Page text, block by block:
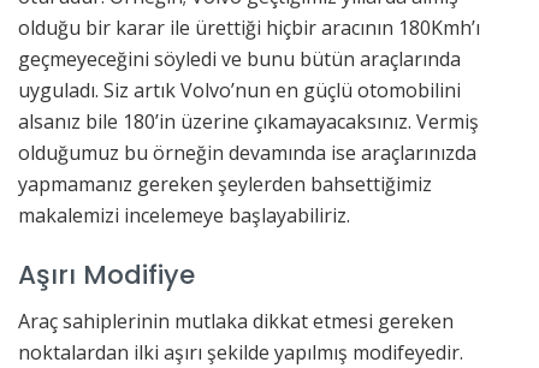
olduğu bir karar ile ürettiği hiçbir aracının 180Kmh’ı
geçmeyeceğini söyledi ve bunu bütün araçlarında
uyguladı. Siz artık Volvo’nun en güçlü otomobilini
alsanız bile 180’in üzerine çıkamayacaksınız. Vermiş
olduğumuz bu örneğin devamında ise araçlarınızda
yapmamanız gereken şeylerden bahsettiğimiz
makalemizi incelemeye başlayabiliriz.
Aşırı Modifiye
Araç sahiplerinin mutlaka dikkat etmesi gereken
noktalardan ilki aşırı şekilde yapılmış modifeyedir.